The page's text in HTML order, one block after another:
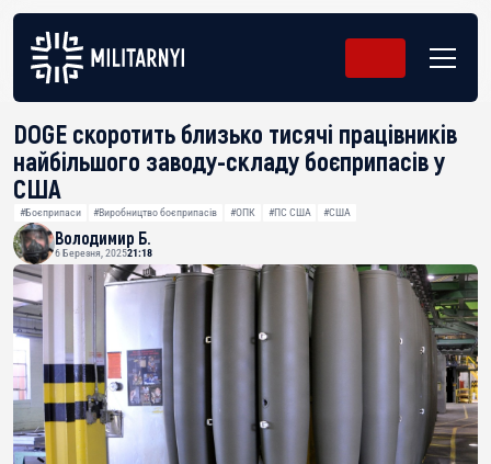
DOGE скоротить близько тисячі працівників
найбільшого заводу-складу боєприпасів у
США
#Боєприпаси #Виробництво боєприпасів #ОПК #ПС США #США
Володимир Б.
6 Березня, 202521:18